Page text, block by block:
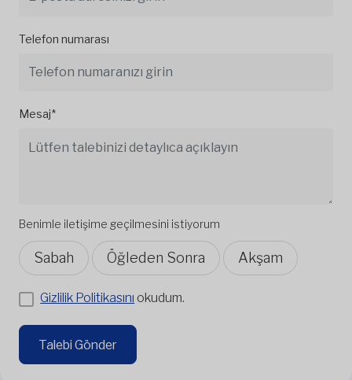
Telefon numarası
Mesaj*
Benimle iletişime geçilmesini istiyorum
Sabah Öğleden Sonra Akşam
Gizlilik Politikasını okudum.
Talebi Gönder